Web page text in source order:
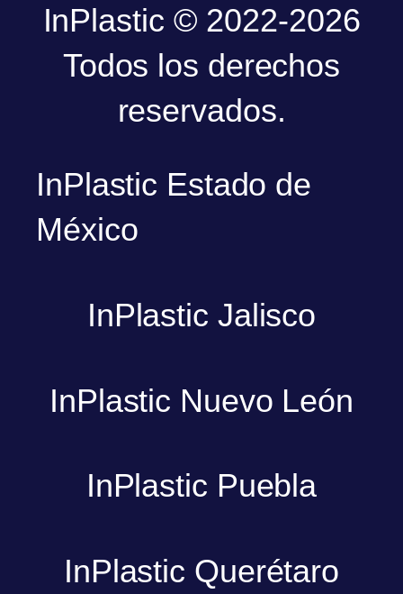
InPlastic © 2022-2026
Todos los derechos
reservados.
InPlastic Estado de
México
InPlastic Jalisco
InPlastic Nuevo León
InPlastic Puebla
InPlastic Querétaro